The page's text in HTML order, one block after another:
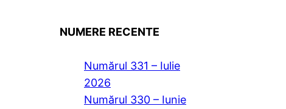
NUMERE RECENTE
Numărul 331 – Iulie
2026
Numărul 330 – Iunie